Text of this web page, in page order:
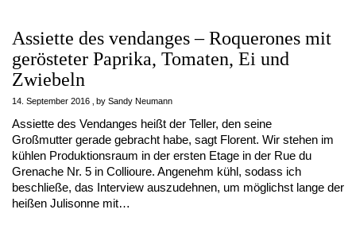
Assiette des vendanges – Roquerones mit
gerösteter Paprika, Tomaten, Ei und
Zwiebeln
14. September 2016 by Sandy Neumann
Assiette des Vendanges heißt der Teller, den seine
Großmutter gerade gebracht habe, sagt Florent. Wir stehen im
kühlen Produktionsraum in der ersten Etage in der Rue du
Grenache Nr. 5 in Collioure. Angenehm kühl, sodass ich
beschließe, das Interview auszudehnen, um möglichst lange der
heißen Julisonne mit…